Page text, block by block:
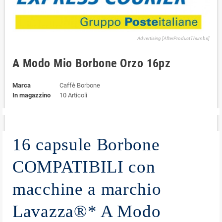
Advertising [AfterProductThumbs]
A Modo Mio Borbone Orzo 16pz
Marca
Caffè Borbone
In magazzino
10 Articoli
16 capsule Borbone
COMPATIBILI con
macchine a marchio
Lavazza®* A Modo